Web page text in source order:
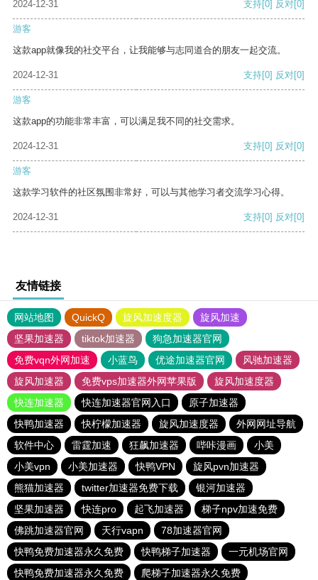
2024-12-31
支持[0] 反对[0]
游客
这款app就像我的社交平台，让我能够与志同道合的朋友一起交流。
2024-12-31 支持[0] 反对[0]
游客
这款app的功能非常丰富，可以满足我不同的社交需求。
2024-12-31 支持[0] 反对[0]
游客
这款学习软件的社区氛围非常好，可以与其他学习者交流学习心得。
2024-12-31 支持[0] 反对[0]
友情链接
网站地图 QuickQ 旋风加速度器
旋风加速
坚果加速器
tiktok加速器
狗急加速器官网
免费vqn外网加速
小蓝鸟 优途加速器官网
风驰加速器
旋风加速器
免费vps加速器外网苹果版
旋风加速度器
快连加速器
快连加速器官网入口
原子加速器
快鸭加速器
快柠檬加速器 旋风加速度器
外网网址导航
软件中心
雷霆加速 狂飙加速器 哔咔漫画
小美
小美vpn
小美加速器 快鸭VPN
旋风pvn加速器
熊猫加速器
twitter加速器免费下载
银河加速器
坚果加速器
快连pro 起飞加速器
梯子npv加速免费
佛跳加速器官网
天行vapn
78加速器官网
快鸭免费加速器永久免费
快鸭梯子加速器
一元机场官网
快鸭免费加速器永久免费
爬梯子加速器永久免费